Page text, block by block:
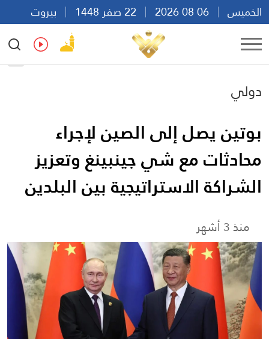
الخميس
بيروت
07:35
Ar
دولي
بوتين يصل إلى الصين لإجراء
محادثات مع شي جينبينغ وتعزيز
الشراكة الاستراتيجية بين البلدين
منذ 3 أشهر